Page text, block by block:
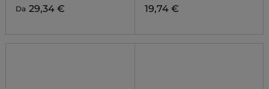
Da 29,34 € 19,74 €